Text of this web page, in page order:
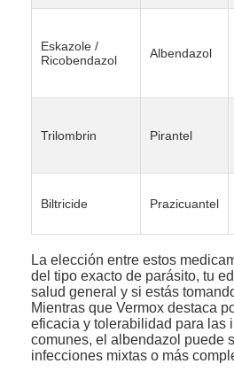
Eskazole /
Ricobendazol
Albendazol
Trilombrin Pirantel
Biltricide Prazicuantel
La elección entre estos
del tipo exacto de parásito, tu
salud general y si estás
Mientras que Vermox destaca
eficacia y tolerabilidad para las
comunes, el albendazol puede
infecciones mixtas o más